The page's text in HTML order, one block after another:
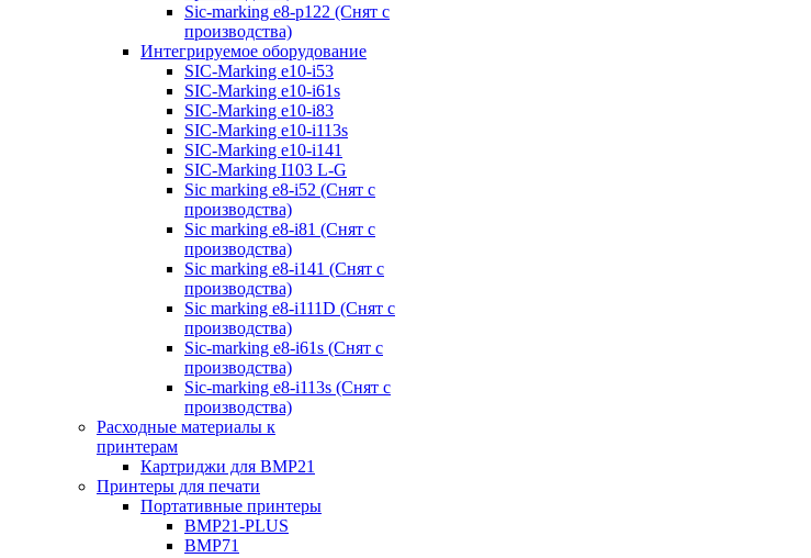
Sic-marking e8-p122 (Снят с
производства)
Интегрируемое оборудование
SIC-Marking e10-i53
SIC-Marking e10-i61s
SIC-Marking e10-i83
SIC-Marking e10-i113s
SIC-Marking e10-i141
SIC-Marking I103 L-G
Sic marking e8-i52 (Снят с
производства)
Sic marking e8-i81 (Снят с
производства)
Sic marking e8-i141 (Снят с
производства)
Sic marking e8-i111D (Снят с
производства)
Sic-marking e8-i61s (Снят с
производства)
Sic-marking e8-i113s (Снят с
производства)
Расходные материалы к
принтерам
Картриджи для BMP21
Принтеры для печати
Портативные принтеры
BMP21-PLUS
BMP71